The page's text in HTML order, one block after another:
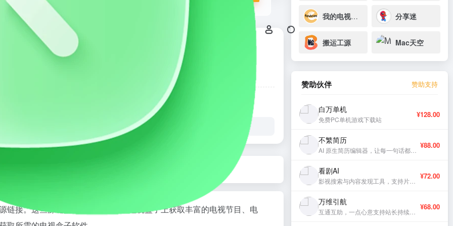
接。这些源链接可以帮助用户在电视盒子上获取丰富的电视节目、电
我的电视（MY TV） 分享迷
搬运工源 Mac天空
赞助伙伴 赞助支持
白万单机
免费PC单机游戏下载站
¥128.00
不繁简历 ¥88.00
看剧AI ¥72.00
万维引航 ¥68.00